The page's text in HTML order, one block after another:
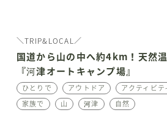
＼TRIP&LOCAL／
国道から山の中へ約4km！天然
『河津オートキャンプ場』
ひとりで アウトドア アクティビテ
家族で
山 河津 自然